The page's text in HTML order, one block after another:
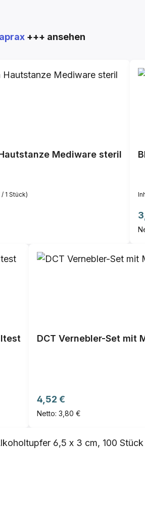
+++ ansehen
Mediware steril
1 Stück)
DCT Vernebler-Set mit
Regulärer Preis:
4,52 €
Netto: 3,80 €